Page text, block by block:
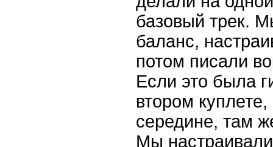
базовый трек.
баланс,
потом писали
Если это была
втором
середине, там
Мы